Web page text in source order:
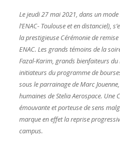
Le jeudi 27 mai 2021, dans un
l’ENAC- Toulouse et en distanciel),
la prestigieuse Cérémonie de
ENAC. Les grands témoins de la
Fazal-Karim, grands bienfaiteurs du
initiateurs du programme de
sous le parrainage de Marc
humaines de Stelia Aerospace. Une
émouvante et porteuse de sens
marque en effet la reprise
campus.